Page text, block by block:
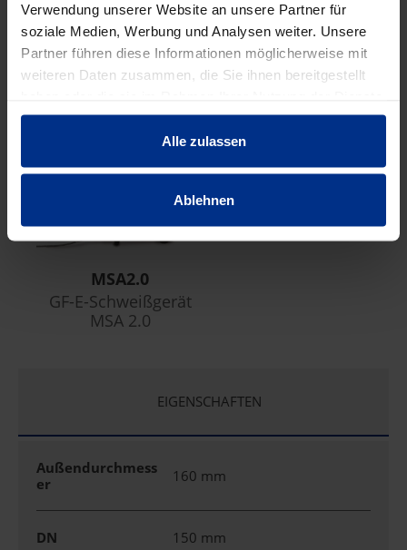
Verwendung unserer Website an unsere Partner für
soziale Medien, Werbung und Analysen weiter. Unsere
Partner führen diese Informationen möglicherweise mit
weiteren Daten zusammen, die Sie ihnen bereitgestellt
gesammelt haben.
Alle zulassen
Ablehnen
FORMSTÜCKE/ARMATUR
EN
MSA2.0
GF-E-Schweißgerät
MSA 2.0
EIGENSCHAFTEN
Außendurchmess
er
160 mm
DN 150 mm